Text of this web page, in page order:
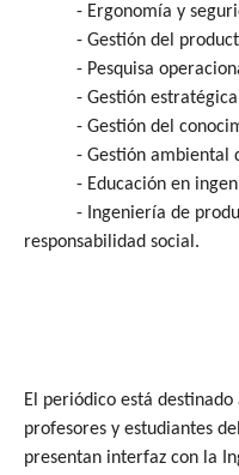
- Ergonomía y
- Gestión del
- Pesquisa
- Gestión estratégica
- Gestión del
- Gestión ambiental de
- Educación en
- Ingeniería de
responsabilidad social.
El periódico está
profesores y estudiantes
presentan interfaz con la